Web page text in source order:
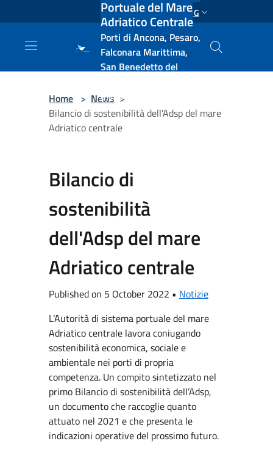
Salta al contenuto principale ENG
Portuale del Mare
Adriatico Centrale
Porti di Ancona, Pesaro,
Falconara Marittima,
San Benedetto del
e Vasto
Home > News >
Bilancio di sostenibilità dell'Adsp del mare
Adriatico centrale
Bilancio di
sostenibilità
dell'Adsp del mare
Adriatico centrale
Published on 5 October 2022 • Notizie
L’Autorità di sistema portuale del mare
Adriatico centrale lavora coniugando
sostenibilità economica, sociale e
ambientale nei porti di propria
competenza. Un compito sintetizzato nel
primo Bilancio di sostenibilità dell’Adsp,
un documento che raccoglie quanto
attuato nel 2021 e che presenta le
indicazioni operative del prossimo futuro.